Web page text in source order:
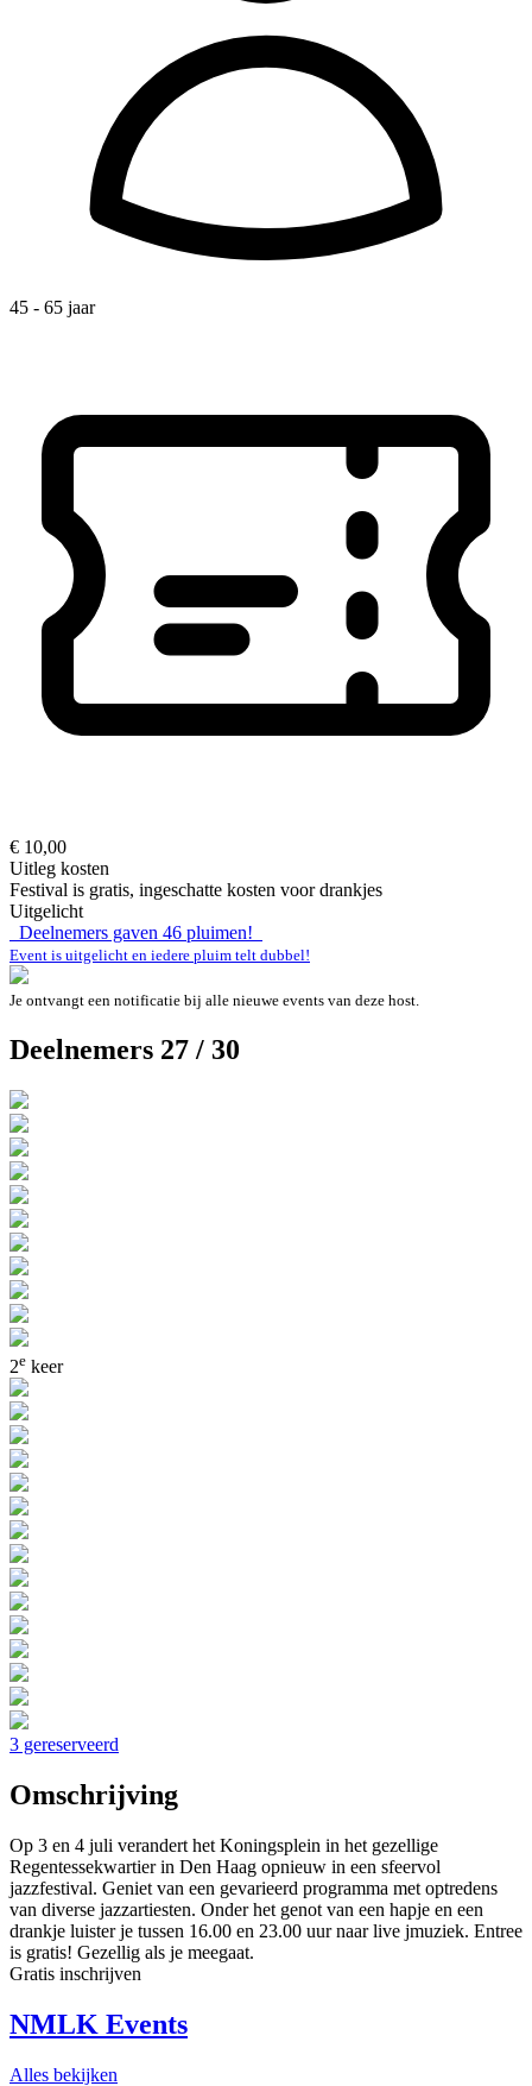
45 - 65 jaar
€ 10,00
Uitleg kosten
Festival is gratis, ingeschatte kosten voor drankjes
Uitgelicht
Deelnemers gaven 46 pluimen!
Event is uitgelicht en iedere pluim telt dubbel!
Je ontvangt een notificatie bij alle nieuwe events van deze host.
Deelnemers 27 / 30
2e keer
3 gereserveerd
Omschrijving
Op 3 en 4 juli verandert het Koningsplein in het gezellige
Regentessekwartier in Den Haag opnieuw in een sfeervol
jazzfestival. Geniet van een gevarieerd programma met optredens
van diverse jazzartiesten. Onder het genot van een hapje en een
drankje luister je tussen 16.00 en 23.00 uur naar live jmuziek. Entree
is gratis! Gezellig als je meegaat.
Gratis inschrijven
NMLK Events
Alles bekijken